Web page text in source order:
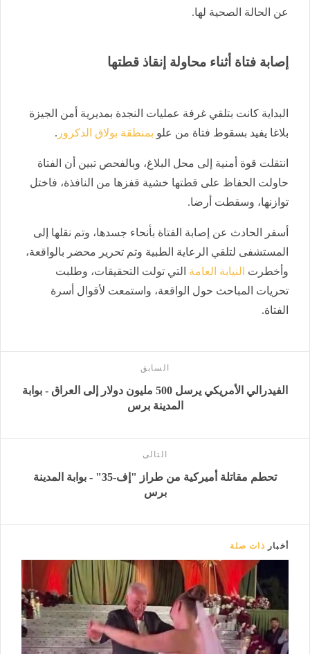
عن الحالة الصحية لها.
إصابة فتاة أثناء محاولة إنقاذ قطتها
البداية كانت بتلقي غرفة عمليات النجدة بمديرية أمن الجيزة
بلاغا يفيد بسقوط فتاة من علو بمنطقة بولاق الدكرور .
انتقلت قوة أمنية إلى محل البلاغ، وبالفحص تبين أن الفتاة
حاولت الحفاظ على قطتها خشية قفزها من النافذة، فاختل
توازنها، وسقطت أرضا.
أسفر الحادث عن إصابة الفتاة بأنحاء جسدها، وتم نقلها إلى
المستشفى لتلقي الرعاية الطبية وتم تحرير محضر بالواقعة،
وأخطرت النيابة العامة التي تولت التحقيقات، وطلبت
تحريات المباحث حول الواقعة، واستمعت لأقوال أسرة
الفتاة.
السابق
الفيدرالي الأمريكي يرسل 500 مليون دولار إلى العراق - بوابة
المدينة برس
التالى
تحطم مقاتلة أميركية من طراز "إف-35" - بوابة المدينة
برس
أخبار ذات صلة